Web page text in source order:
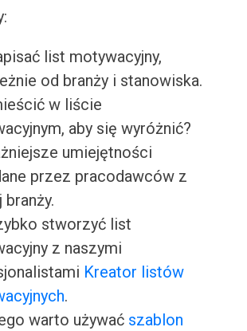
list motywacyjny,
od branży i stanowiska.
w liście
aby się wyróżnić?
umiejętności
przez pracodawców z
branży.
stworzyć list
z naszymi
Kreator listów
.
warto używać szablon